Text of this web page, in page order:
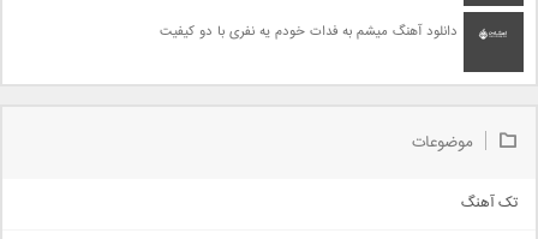
دانلود آهنگ میشم به فدات خودم یه نفری با دو کیفیت
موضوعات
تک آهنگ